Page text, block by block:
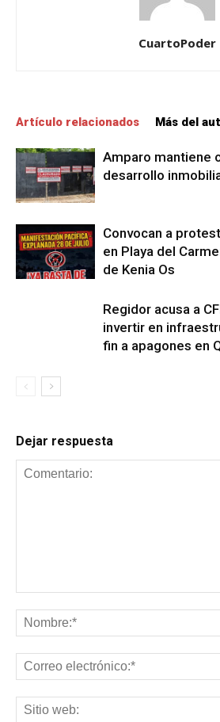
CuartoPoder
Artículo relacionados Más del
Amparo mantiene
desarrollo
Convocan a
en Playa del
de Kenia Os
Regidor acusa a
invertir en
fin a apagones en
Dejar respuesta